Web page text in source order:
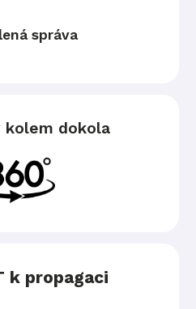
správa
kolem dokola
k propagaci